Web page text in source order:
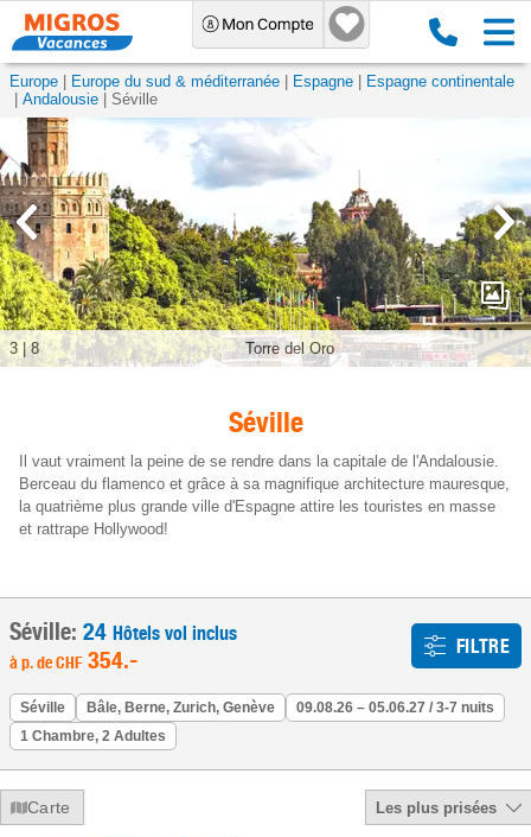
Europe Europe du sud & méditerranée Espagne
Espagne continentale
Andalousie
Séville
Torre del Oro
3 |8
Séville
Il vaut vraiment la peine de se rendre dans la capitale de l'Andalousie.
Berceau du flamenco et grâce à sa magnifique architecture mauresque,
la quatrième plus grande ville d'Espagne attire les touristes en masse
et rattrape Hollywood!
Séville: 24 Hôtels vol inclus
à p. deCHF 354.- FILTRE
Séville Bâle, Berne, Zurich, Genève
09.08.26 – 05.06.27 / 3-7 nuits
1 Chambre, 2 Adultes
Carte Les plus prisées